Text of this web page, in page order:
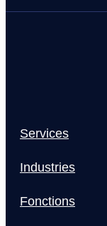
Services
Industries
Fonctions